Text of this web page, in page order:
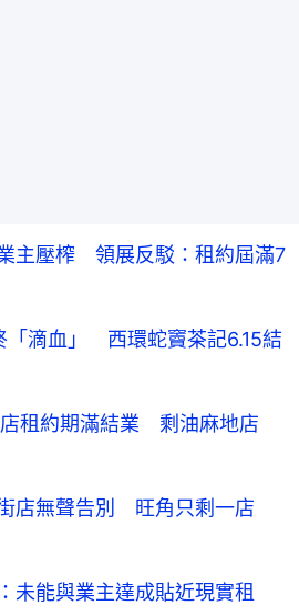
主壓榨 領展反駁：租約屆滿7
「滴血」 西環蛇竇茶記6.15結
店租約期滿結業 剩油麻地店
店無聲告別 旺角只剩一店
未能與業主達成貼近現實租